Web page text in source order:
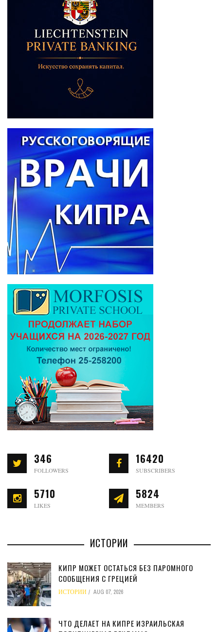
346
FOLLOWERS
16420
SUBSCRIBERS
5710
LIKES
5824
MEMBERS
ИСТОРИИ
КИПР МОЖЕТ ОСТАТЬСЯ БЕЗ ПАРОМНОГО
СООБЩЕНИЯ С ГРЕЦИЕЙ
ИСТОРИИ AUG 07, 2026
ЧТО ДЕЛАЕТ НА КИПРЕ ИЗРАИЛЬСКАЯ